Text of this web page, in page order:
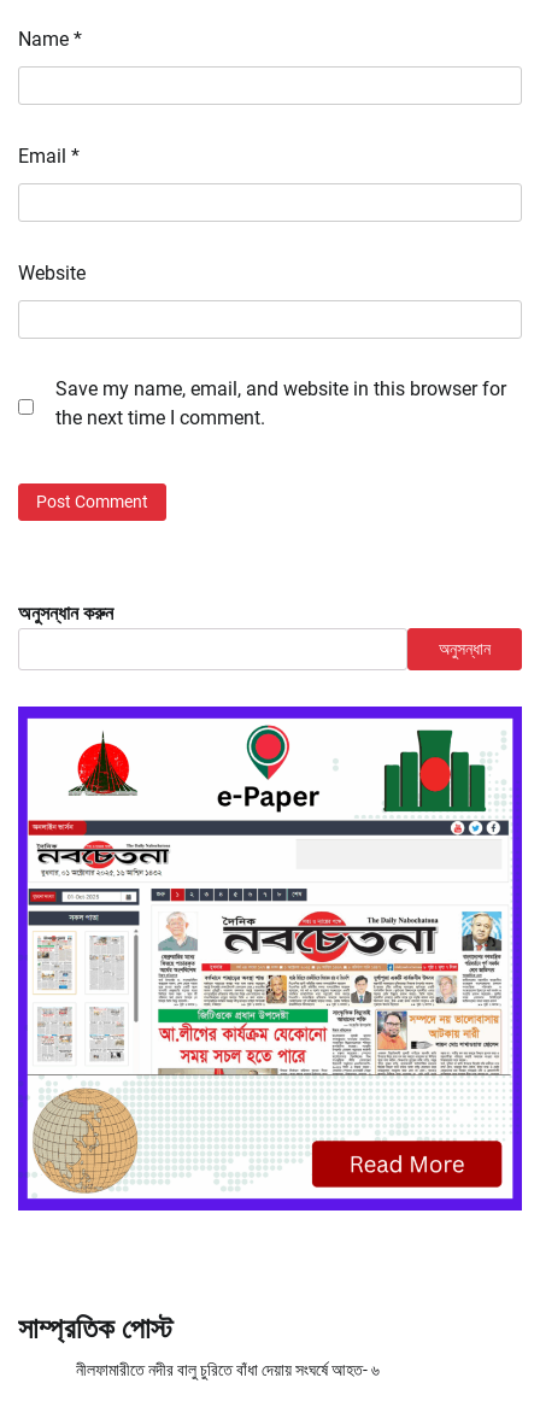
Name *
Email *
Website
Save my name, email, and website in this browser for
the next time I comment.
অনুসন্ধান করুন
অনুসন্ধান
সাম্প্রতিক পোস্ট
নীলফামারীতে নদীর বালু চুরিতে বাঁধা দেয়ায় সংঘর্ষে আহত- ৬